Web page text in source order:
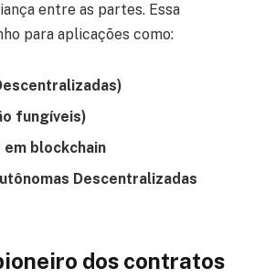
entre as partes. Essa
para aplicações como:
fungíveis)
em blockchain
Descentralizadas
dos contratos